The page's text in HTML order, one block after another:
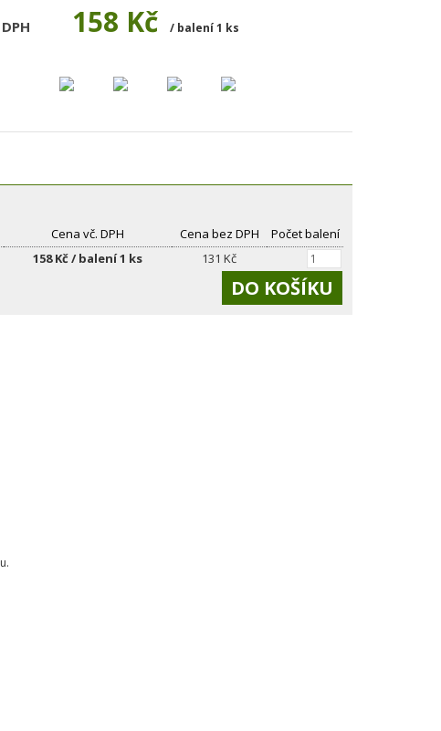
158 Kč / balení 1 ks
Cena vč. DPH Cena bez DPH
Počet balení
158 Kč / balení 1 ks 131 Kč